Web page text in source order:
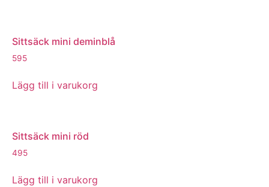
Sittsäck mini deminblå
595
Lägg till i varukorg
Sittsäck mini röd
495
Lägg till i varukorg